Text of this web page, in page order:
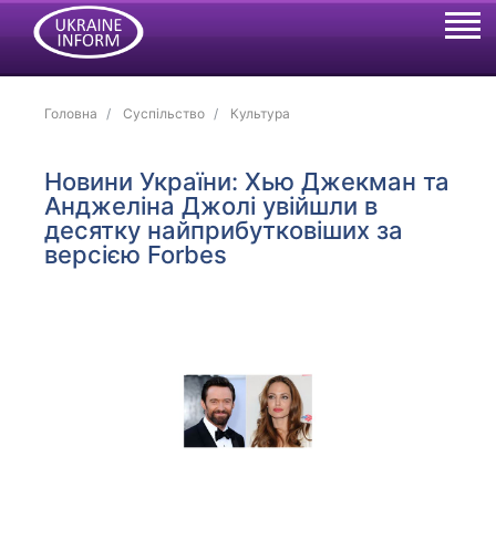
Головна Суспільство Культура
Новини України: Хью Джекман та
Анджеліна Джолі увійшли в
десятку найприбутковіших за
версією Forbes